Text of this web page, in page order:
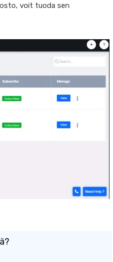
voit tuoda sen